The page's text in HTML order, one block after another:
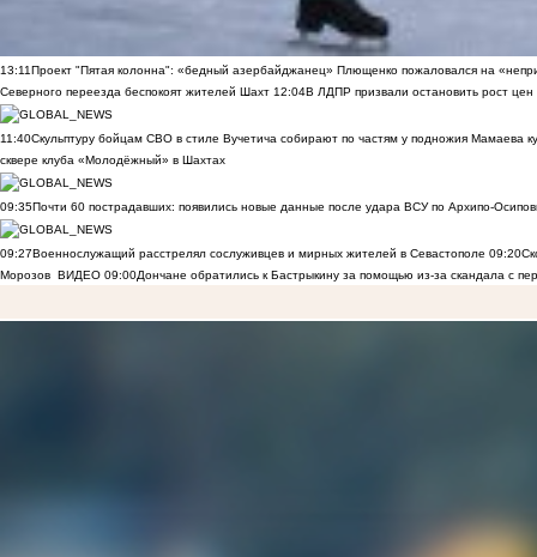
13:11Проект "Пятая колонна": «бедный азербайджанец» Плющенко пожаловался на
Северного переезда беспокоят жителей Шахт 12:04В ЛДПР призвали остановить рост цен
11:40Скульптуру бойцам СВО в стиле Вучетича собирают по частям у подножия Мамаева
сквере клуба «Молодёжный» в Шахтах
09:35Почти 60 пострадавших: появились новые данные после удара ВСУ по Архипо-
09:27Военнослужащий расстрелял сослуживцев и мирных жителей в Севастополе 09:20
Морозов ВИДЕО 09:00Дончане обратились к Бастрыкину за помощью из-за скандала с